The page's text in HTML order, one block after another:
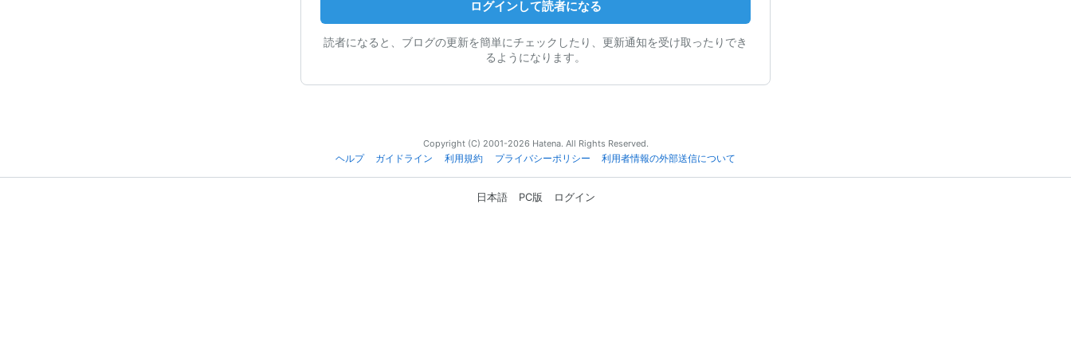
ログインして読者になる
読者になると、ブログの更新を簡単にチェックしたり、更新通知を受け取ったりでき
るようになります。
Copyright (C) 2001-2026 Hatena. All Rights Reserved.
ヘルプ
ガイドライン 利用規約 プライバシーポリシー 利用者情報の外部送信について
日本語 PC版 ログイン